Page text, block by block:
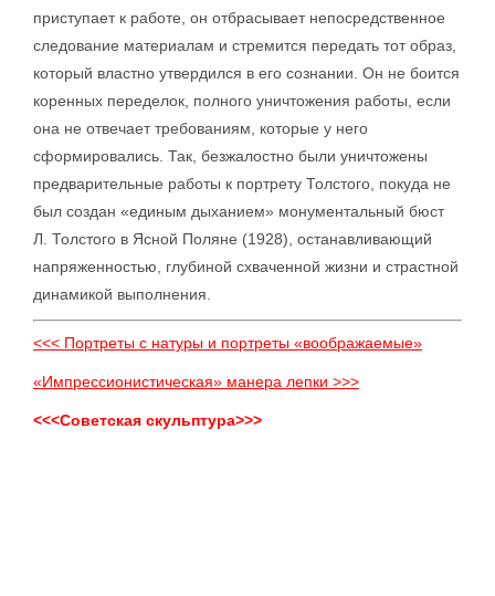
приступает к работе, он отбрасывает непосредственное
следование материалам и стремится передать тот образ,
который властно утвердился в его сознании. Он не боится
коренных переделок, полного уничтожения работы, если
она не отвечает требованиям, которые у него
сформировались. Так, безжалостно были уничтожены
предварительные работы к портрету Толстого, покуда не
был создан «единым дыханием» монументальный бюст
Л. Толстого в Ясной Поляне (1928), останавливающий
напряженностью, глубиной схваченной жизни и страстной
динамикой выполнения.
<<< Портреты с натуры и портреты «воображаемые»
«Импрессионистическая» манера лепки >>>
<<<Советская скульптура>>>